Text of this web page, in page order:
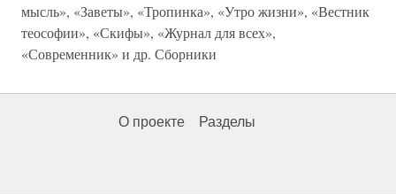
мысль», «Заветы», «Тропинка», «Утро жизни», «Вестник
теософии», «Скифы», «Журнал для всех»,
«Современник» и др. Сборники
О проекте Разделы